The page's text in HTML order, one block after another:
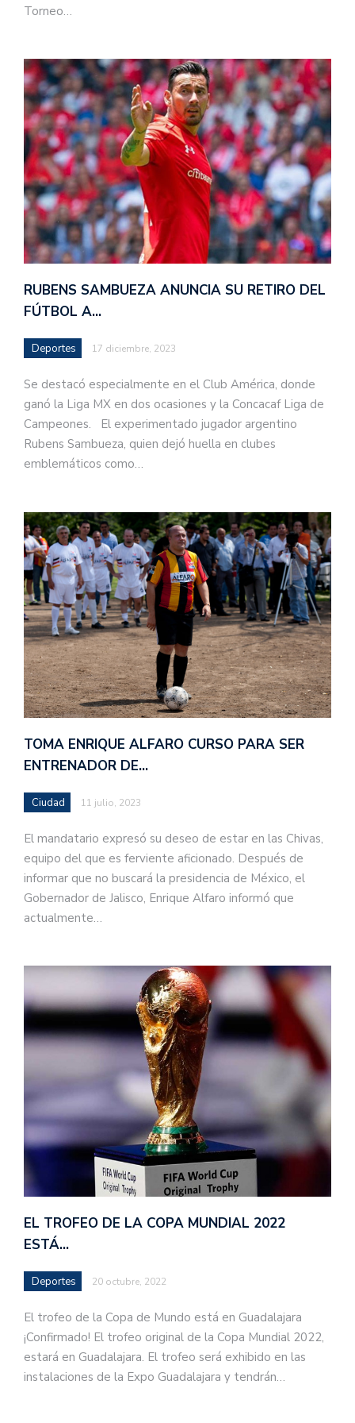
Torneo…
RUBENS SAMBUEZA ANUNCIA SU RETIRO DEL
FÚTBOL A…
Deportes 17 diciembre, 2023
Se destacó especialmente en el Club América, donde
ganó la Liga MX en dos ocasiones y la Concacaf Liga de
Campeones. El experimentado jugador argentino
Rubens Sambueza, quien dejó huella en clubes
emblemáticos como…
TOMA ENRIQUE ALFARO CURSO PARA SER
ENTRENADOR DE…
Ciudad 11 julio, 2023
El mandatario expresó su deseo de estar en las Chivas,
equipo del que es ferviente aficionado. Después de
informar que no buscará la presidencia de México, el
Gobernador de Jalisco, Enrique Alfaro informó que
actualmente…
EL TROFEO DE LA COPA MUNDIAL 2022
ESTÁ…
Deportes 20 octubre, 2022
El trofeo de la Copa de Mundo está en Guadalajara
¡Confirmado! El trofeo original de la Copa Mundial 2022,
estará en Guadalajara. El trofeo será exhibido en las
instalaciones de la Expo Guadalajara y tendrán…